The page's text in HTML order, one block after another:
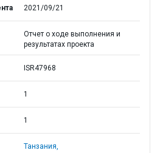
2021/09/21
Отчет о ходе выполнения и
результатах проекта
ISR47968
1
1
Танзания,